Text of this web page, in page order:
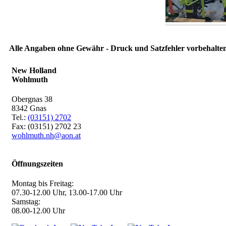
Alle Angaben ohne Gewähr - Druck und Satzfehler
New Holland
Wohlmuth
Obergnas 38
8342 Gnas
Tel.: (03151) 2702
Fax: (03151) 2702 23
wohlmuth.nh@aon.at
Öffnungszeiten
Montag bis Freitag:
07.30-12.00 Uhr, 13.00-17.00 Uhr
Samstag:
08.00-12.00 Uhr